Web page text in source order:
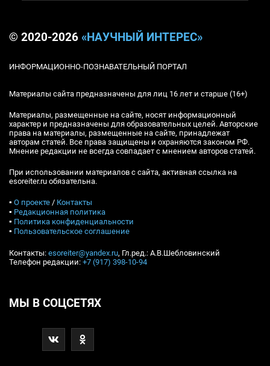
© 2020-2026 «НАУЧНЫЙ ИНТЕРЕС»
ИНФОРМАЦИОННО-ПОЗНАВАТЕЛЬНЫЙ ПОРТАЛ
Материалы сайта предназначены для лиц 16 лет и старше (16+)
Материалы, размещенные на сайте, носят информационный
характер и предназначены для образовательных целей. Авторские
права на материалы, размещенные на сайте, принадлежат
авторам статей. Все права защищены и охраняются законом РФ.
Мнение редакции не всегда совпадает с мнением авторов статей.
При использовании материалов с сайта, активная ссылка на
esoreiter.ru обязательна.
▪ О проекте / Контакты
▪ Редакционная политика
▪ Политика конфиденциальности
▪ Пользовательское соглашение
Контакты: esoreiter@yandex.ru, Гл.ред.: А.В.Шебловинский
Телефон редакции: +7 (917) 398-10-94
МЫ В СОЦСЕТЯХ